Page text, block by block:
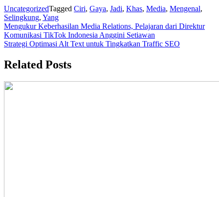
UncategorizedTagged Ciri, Gaya, Jadi, Khas, Media, Mengenal,
Selingkung, Yang
Post
navigation
Mengukur Keberhasilan Media Relations, Pelajaran dari Direktur
Komunikasi TikTok Indonesia Anggini Setiawan
Strategi Optimasi Alt Text untuk Tingkatkan Traffic SEO
Related Posts